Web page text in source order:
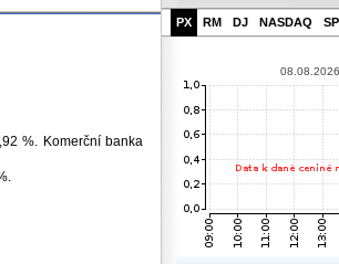
%. Komerční banka
PX RM DJ NASDAQ
08.08.2026